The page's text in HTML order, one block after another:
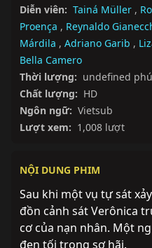
Diễn viên: Tainá Müller ,
Proença , Reynaldo
Márdila , Adriano Garib ,
Bella Camero
Thời lượng: undefined
Chất lượng: HD
Ngôn ngữ: Vietsub
Lượt xem: 1,008 lượt
NỘI DUNG PHIM
Sau khi một vụ tự sát
đồn cảnh sát Verônica
cơ của nạn nhân. Một
đen tối trong sợ hãi.